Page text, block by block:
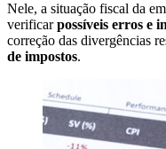
Nele, a situação fiscal da
verificarpossíveis erros e
correção das divergências
de impostos.